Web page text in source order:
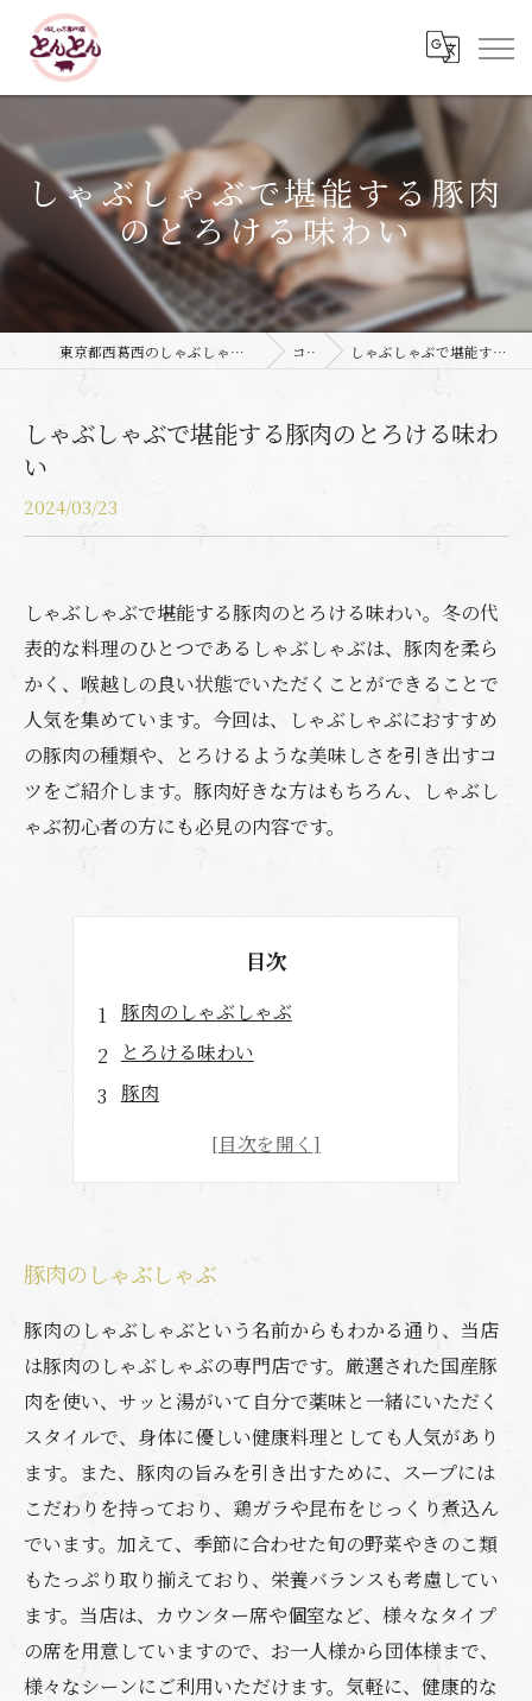
しゃぶしゃぶで堪能する豚肉
のとろける味わい
東京都西葛西のしゃぶしゃぶなら豚しゃぶ専門店 とんとん コラム しゃぶしゃぶで堪能する豚肉のとろける味わい
しゃぶしゃぶで堪能する豚肉のとろける味わ
い
2024/03/23
しゃぶしゃぶで堪能する豚肉のとろける味わい。冬の代
表的な料理のひとつであるしゃぶしゃぶは、豚肉を柔ら
かく、喉越しの良い状態でいただくことができることで
人気を集めています。今回は、しゃぶしゃぶにおすすめ
の豚肉の種類や、とろけるような美味しさを引き出すコ
ツをご紹介します。豚肉好きな方はもちろん、しゃぶし
ゃぶ初心者の方にも必見の内容です。
目次
豚肉のしゃぶしゃぶ
とろける味わい
豚肉
しゃぶしゃぶ
豚肉のしゃぶしゃぶ
豚肉のしゃぶしゃぶという名前からもわかる通り、当店
は豚肉のしゃぶしゃぶの専門店です。厳選された国産豚
肉を使い、サッと湯がいて自分で薬味と一緒にいただく
スタイルで、身体に優しい健康料理としても人気があり
ます。また、豚肉の旨みを引き出すために、スープには
こだわりを持っており、鶏ガラや昆布をじっくり煮込ん
でいます。加えて、季節に合わせた旬の野菜やきのこ類
もたっぷり取り揃えており、栄養バランスも考慮してい
ます。当店は、カウンター席や個室など、様々なタイプ
の席を用意していますので、お一人様から団体様まで、
様々なシーンにご利用いただけます。気軽に、健康的な